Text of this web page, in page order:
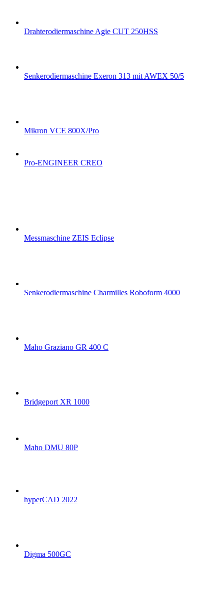
Drahterodiermaschine Agie CUT 250HSS
Senkerodiermaschine Exeron 313 mit AWEX 50/5
Mikron VCE 800X/Pro
Pro-ENGINEER CREO
Messmaschine ZEIS Eclipse
Senkerodiermaschine Charmilles Roboform 4000
Maho Graziano GR 400 C
Bridgeport XR 1000
Maho DMU 80P
hyperCAD 2022
Digma 500GC